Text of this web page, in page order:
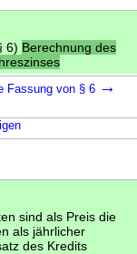
6) Berechnung des
Fassung von § 6 →
sind als Preis die
als jährlicher
des Kredits